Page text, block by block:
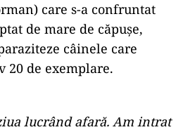
care s-a confruntat
de mare de căpușe,
câinele care
20 de exemplare.
lucrând afară. Am intrat